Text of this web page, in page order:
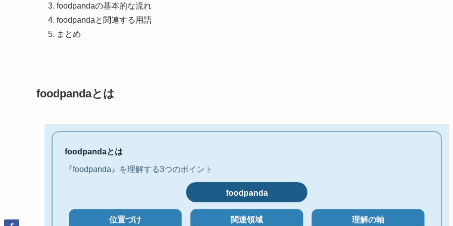
foodpandaの基本的な流れ
foodpandaと関連する用語
まとめ
foodpandaとは
foodpandaとは
『foodpanda』を理解する3つのポイント
foodpanda
位置づけ 関連領域 理解の軸